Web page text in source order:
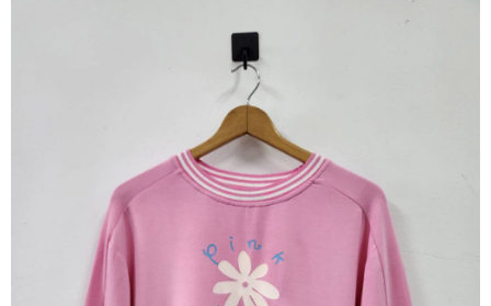
３．安心：先確認商品／服務後，再付款。
１．於結帳方式選擇「AFTEE先享後付」後，將跳轉至「AFTEE先享後付」
結帳頁面，進行簡訊認證並確認金額後，即可完成結帳。
２．訂單成立數日內，您將收到繳費通知簡訊。
３．收到繳費通知簡訊後14天內，點擊此簡訊中的連結，可透過四大超商／
ATM／網路銀行／等多元方式進行付款，方視為交易完成。
※ 請注意：結帳手續完成當下不需立刻繳費，但若您需要取消訂單，請聯絡
購買商品的店家。未經商家同意取消之訂單仍視為有效，需透過AFTEE先享
後付繳納相關費用。
※ 交易是否成功請以「AFTEE先享後付 」之結帳頁面顯示為準，若有關於
是否繳費成功／繳費後需取消欲退款等相關疑問，請聯繫「AFTEE先享後付
客戶支援中心」
https://netprotections.freshdesk.com/support/home
每筆NT$80，滿NT$1,200(含以上)免運費
每筆NT$80，滿NT$1,200(含以上)免運費
每筆NT$80，滿NT$1,200(含以上)免運費
付款後門市自取